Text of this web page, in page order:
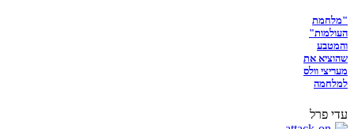
"מלחמת
העולמות"
והמטבע
שהוציא את
מעריצי וולס
למלחמה
עדי פרל